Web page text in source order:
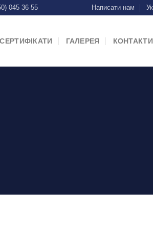
045 36 55 Написати нам
СЕРТИФІКАТИ ГАЛЕРЕЯ КОНТАКТИ